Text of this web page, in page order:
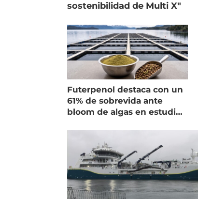
sostenibilidad de Multi X"
Futerpenol destaca con un
61% de sobrevida ante
bloom de algas en estudio